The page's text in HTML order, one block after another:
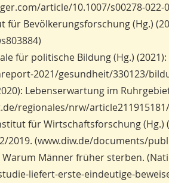
article/10.1007/s00278-022-
für Bevölkerungsforschung (Hg.)
für politische Bildung (Hg.)
2021/gesundheit/330123/
Lebenserwartung im
regionales/nrw/
für Wirtschaftsforschung
2019. (www.diw.de/documents/
Warum Männer früher sterben.
liefert-erste-eindeutige-